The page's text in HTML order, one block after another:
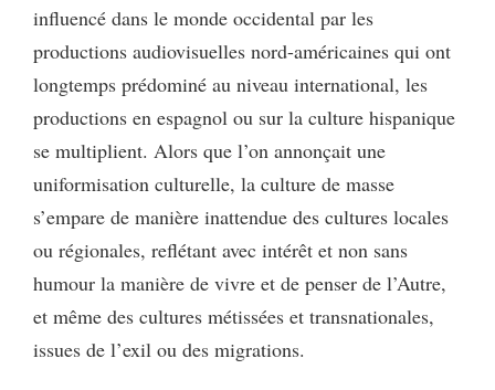
influencé dans le monde occidental par les
productions audiovisuelles nord-américaines qui ont
longtemps prédominé au niveau international, les
productions en espagnol ou sur la culture hispanique
se multiplient. Alors que l’on annonçait une
uniformisation culturelle, la culture de masse
s’empare de manière inattendue des cultures locales
ou régionales, reflétant avec intérêt et non sans
humour la manière de vivre et de penser de l’Autre,
et même des cultures métissées et transnationales,
issues de l’exil ou des migrations.